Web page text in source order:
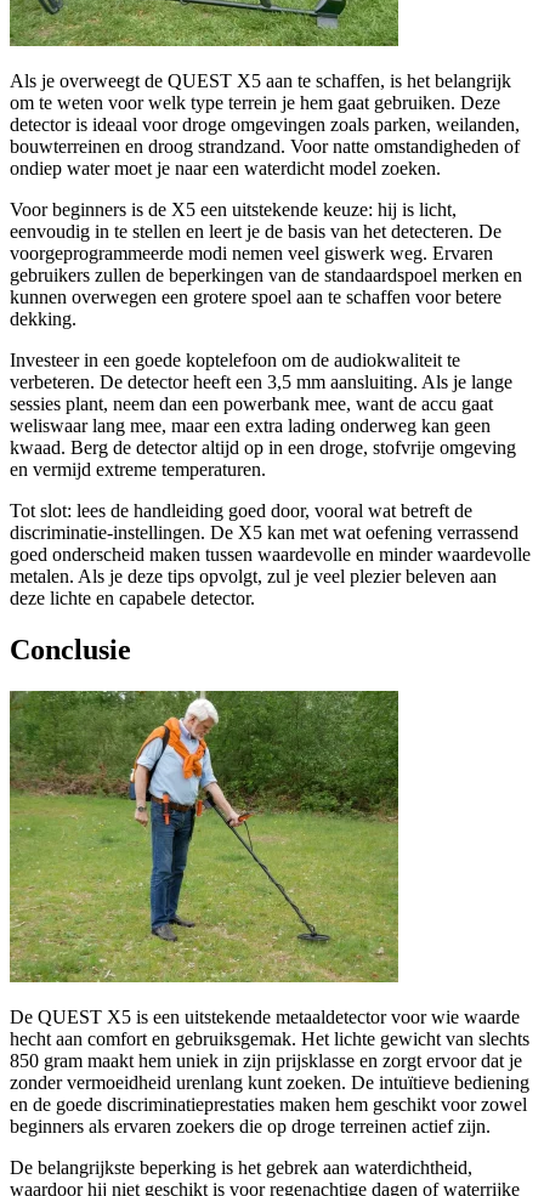
Als je overweegt de QUEST X5 aan te schaffen, is het belangrijk
om te weten voor welk type terrein je hem gaat gebruiken. Deze
detector is ideaal voor droge omgevingen zoals parken, weilanden,
bouwterreinen en droog strandzand. Voor natte omstandigheden of
ondiep water moet je naar een waterdicht model zoeken.
Voor beginners is de X5 een uitstekende keuze: hij is licht,
eenvoudig in te stellen en leert je de basis van het detecteren. De
voorgeprogrammeerde modi nemen veel giswerk weg. Ervaren
gebruikers zullen de beperkingen van de standaardspoel merken en
kunnen overwegen een grotere spoel aan te schaffen voor betere
dekking.
Investeer in een goede koptelefoon om de audiokwaliteit te
verbeteren. De detector heeft een 3,5 mm aansluiting. Als je lange
sessies plant, neem dan een powerbank mee, want de accu gaat
weliswaar lang mee, maar een extra lading onderweg kan geen
kwaad. Berg de detector altijd op in een droge, stofvrije omgeving
en vermijd extreme temperaturen.
Tot slot: lees de handleiding goed door, vooral wat betreft de
discriminatie-instellingen. De X5 kan met wat oefening verrassend
goed onderscheid maken tussen waardevolle en minder waardevolle
metalen. Als je deze tips opvolgt, zul je veel plezier beleven aan
deze lichte en capabele detector.
Conclusie
De QUEST X5 is een uitstekende metaaldetector voor wie waarde
hecht aan comfort en gebruiksgemak. Het lichte gewicht van slechts
850 gram maakt hem uniek in zijn prijsklasse en zorgt ervoor dat je
zonder vermoeidheid urenlang kunt zoeken. De intuïtieve bediening
en de goede discriminatieprestaties maken hem geschikt voor zowel
beginners als ervaren zoekers die op droge terreinen actief zijn.
De belangrijkste beperking is het gebrek aan waterdichtheid,
waardoor hij niet geschikt is voor regenachtige dagen of waterrijke